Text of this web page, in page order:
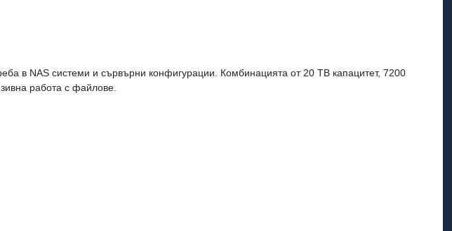
в NAS системи и сървърни конфигурации. Комбинацията от 20 TB капацитет, 7200
работа с файлове.